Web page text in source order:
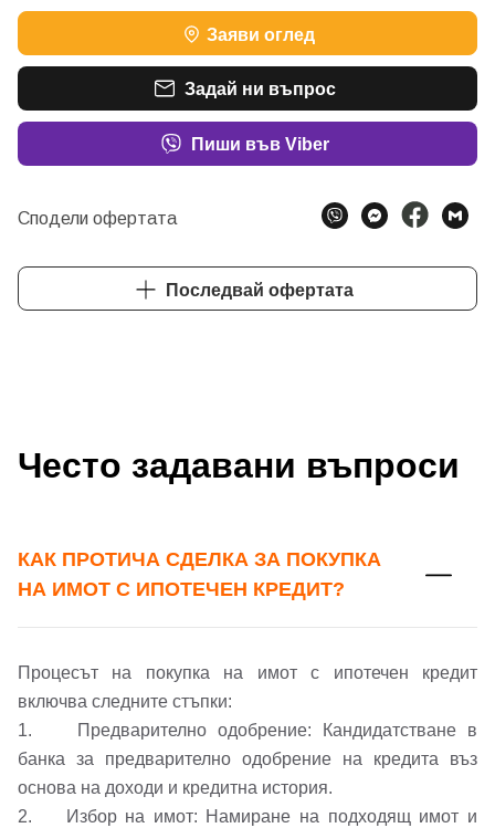
Добре дошъл!
Заяви оглед
Задай ни въпрос
Пиши във Viber
Сподели офертата
Последвай офертата
Често задавани въпроси
КАК ПРОТИЧА СДЕЛКА ЗА ПОКУПКА
НА ИМОТ С ИПОТЕЧЕН КРЕДИТ?
Процесът на покупка на имот с ипотечен кредит
включва следните стъпки:
1. Предварително одобрение: Кандидатстване в
банка за предварително одобрение на кредита въз
основа на доходи и кредитна история.
2. Избор на имот: Намиране на подходящ имот и